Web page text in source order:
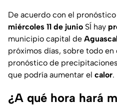
De acuerdo con el
miércoles 11 de junio SÍ hay
municipio capital de
próximos días, sobre todo en
pronóstico de
que podría aumentar el calor.
¿A qué hora hará